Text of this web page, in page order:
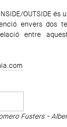
OUTSIDE és
envers dos
entre
Fusters -